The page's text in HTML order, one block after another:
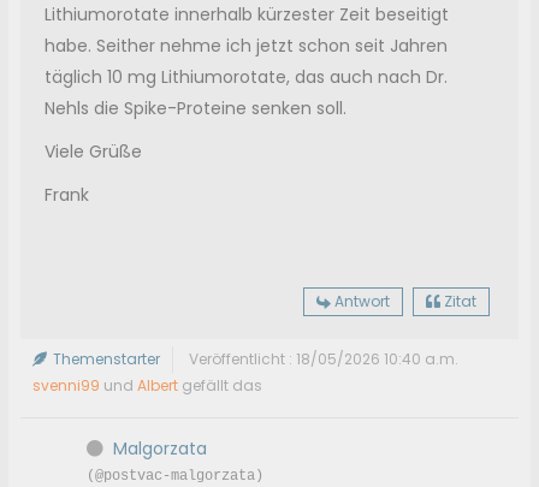
Lithiumorotate innerhalb kürzester Zeit beseitigt
habe. Seither nehme ich jetzt schon seit Jahren
täglich 10 mg Lithiumorotate, das auch nach Dr.
Nehls die Spike-Proteine senken soll.
Viele Grüße
Frank
Antwort Zitat
Themenstarter
Veröffentlicht : 18/05/2026 10:40 a.m.
svenni99 undAlbert gefällt das
Malgorzata
(@postvac-malgorzata)